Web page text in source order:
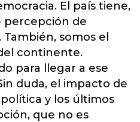
El país tiene,
percepción de
somos el
continente.
para llegar a ese
duda, el impacto de
y los últimos
que no es